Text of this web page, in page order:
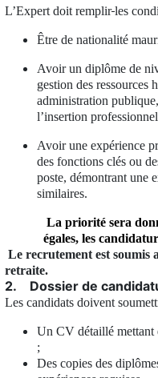
L’Expert doit remplir les
Être de nationalité
Avoir un diplôme de
gestion des ressources
administration
l’insertion
Avoir une expérience
des fonctions clés ou
poste, démontrant une
similaires.
La priorité sera
égales, les
Le recrutement est soumis
retraite.
2. Dossier de
Les candidats doivent
Un CV détaillé mettant
;
Des copies des